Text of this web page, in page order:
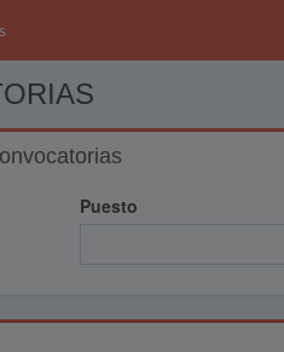
Puesto